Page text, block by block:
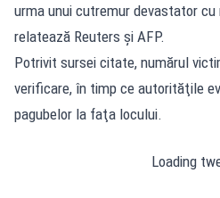
urma unui cutremur devastator cu
relatează Reuters şi AFP.
Potrivit sursei citate, numărul
verificare, în timp ce autorităţile
pagubelor la faţa locului.
Loading